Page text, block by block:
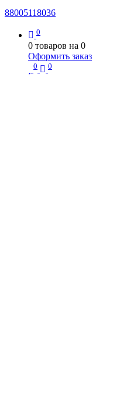
88005118036
0
0 товаров на 0
Оформить заказ
0 0